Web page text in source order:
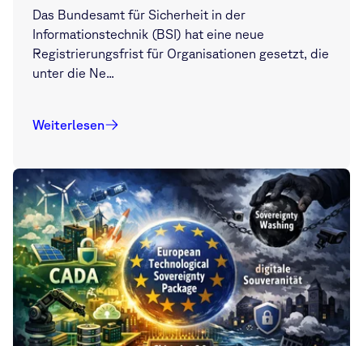
Das Bundesamt für Sicherheit in der
Informationstechnik (BSI) hat eine neue
Registrierungsfrist für Organisationen gesetzt, die
unter die Ne...
Weiterlesen